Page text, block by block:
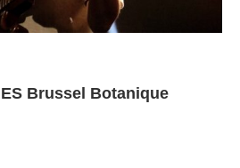
Brussel Botanique